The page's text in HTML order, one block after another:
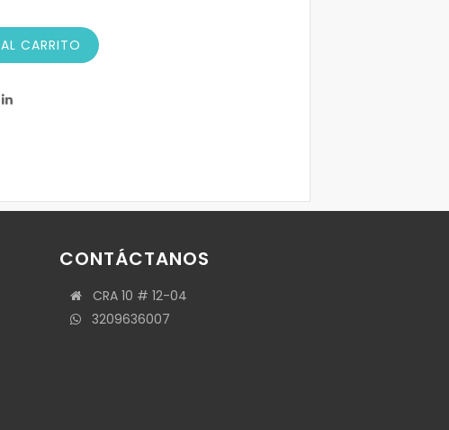
AL CARRITO
CONTÁCTANOS
CRA 10 # 12-04
3209636007